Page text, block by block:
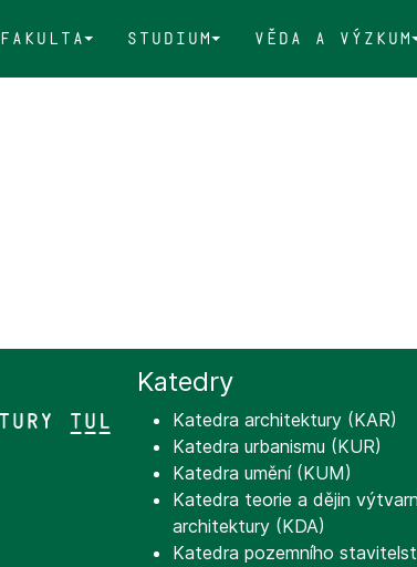
Fakulta Studium Věda a výzkum
Katedry
Katedra architektury (KAR)
Katedra urbanismu (KUR)
Katedra umění (KUM)
Katedra teorie a dějin
architektury (KDA)
Katedra pozemního